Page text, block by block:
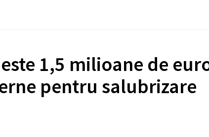
1,5 milioane de
pentru salubrizare